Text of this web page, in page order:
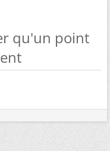
qu'un point